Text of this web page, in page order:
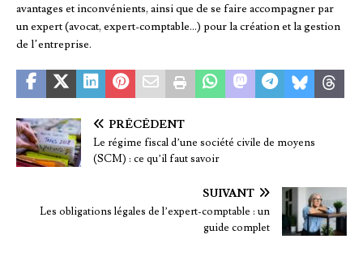
avantages et inconvénients, ainsi que de se faire accompagner par
un expert (avocat, expert-comptable…) pour la création et la gestion
de l’entreprise.
PRÉCÉDENT
Le régime fiscal d’une société civile de moyens
(SCM) : ce qu’il faut savoir
SUIVANT
Les obligations légales de l’expert-comptable : un
guide complet